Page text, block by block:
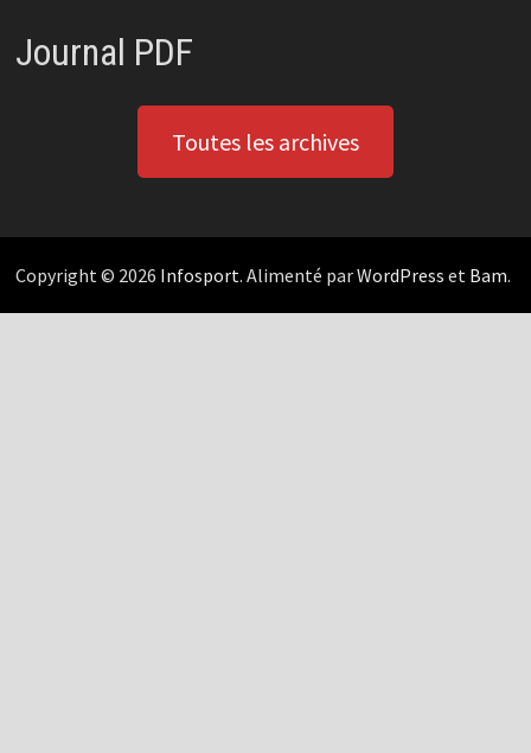
Journal PDF
Toutes les archives
Copyright © 2026 Infosport. Alimenté parWordPress et Bam.